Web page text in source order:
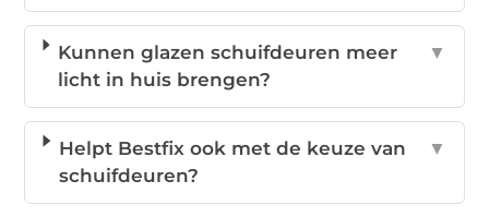
Kunnen glazen schuifdeuren meer
licht in huis brengen?
▼
Helpt Bestfix ook met de keuze van
schuifdeuren?
▼